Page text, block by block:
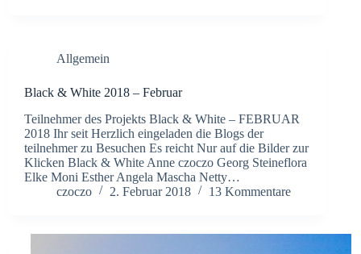
Allgemein
Black & White 2018 – Februar
Teilnehmer des Projekts Black & White – FEBRUAR
2018 Ihr seit Herzlich eingeladen die Blogs der
teilnehmer zu Besuchen Es reicht Nur auf die Bilder zur
Klicken Black & White Anne czoczo Georg Steineflora
Elke Moni Esther Angela Mascha Netty…
czoczo
2. Februar 2018 13 Kommentare